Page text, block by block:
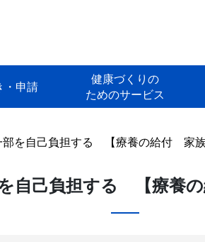
・申請
健康づくりの
ためのサービス
部を自己負担する 【療養の給付 家族
自己負担する 【療養